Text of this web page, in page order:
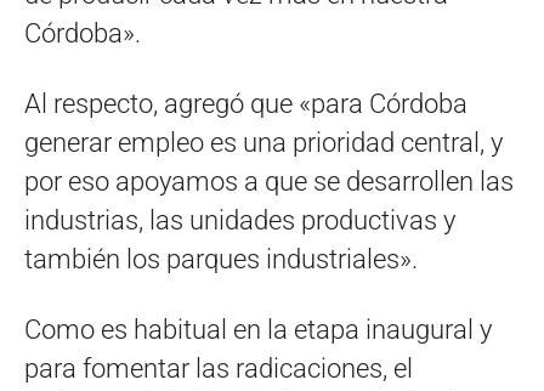
Córdoba».
Al respecto, agregó que «para Córdoba
generar empleo es una prioridad central, y
por eso apoyamos a que se desarrollen las
industrias, las unidades productivas y
también los parques industriales».
Como es habitual en la etapa inaugural y
para fomentar las radicaciones, el